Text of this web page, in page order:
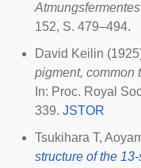
Atmungsfermentes
152, S. 479–494.
David Keilin
pigment, common
In: Proc. Royal
339. JSTOR
Tsukihara T,
structure of the